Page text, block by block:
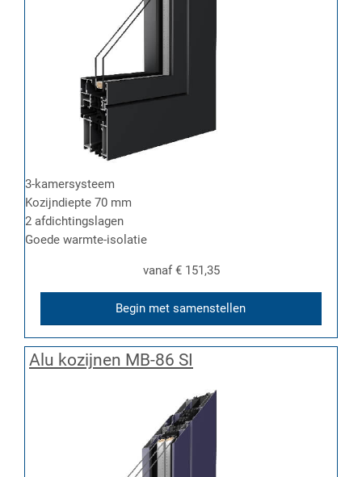
3-kamersysteem
Kozijndiepte 70 mm
2 afdichtingslagen
Goede warmte-isolatie
vanaf€ 151,35
Begin met samenstellen
Alu kozijnen MB-86 SI